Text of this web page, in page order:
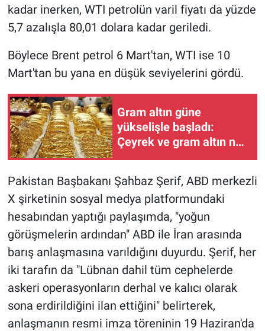
kadar inerken, WTI petrolün varil fiyatı da yüzde
5,7 azalışla 80,01 dolara kadar geriledi.
Böylece Brent petrol 6 Mart'tan, WTI ise 10
Mart'tan bu yana en düşük seviyelerini gördü.
Gram altın güne
yükselişle başladı:
Çeyrek ve gram altın ne
kadar oldu?
Pakistan Başbakanı Şahbaz Şerif, ABD merkezli
X şirketinin sosyal medya platformundaki
hesabından yaptığı paylaşımda, "yoğun
görüşmelerin ardından" ABD ile İran arasında
barış anlaşmasına varıldığını duyurdu. Şerif, her
iki tarafın da "Lübnan dahil tüm cephelerde
askeri operasyonların derhal ve kalıcı olarak
sona erdirildiğini ilan ettiğini" belirterek,
anlaşmanın resmi imza töreninin 19 Haziran'da